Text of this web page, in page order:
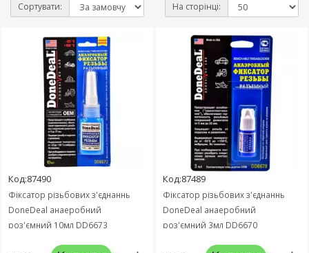
Сортувати: На сторінці:
Код:87490
Фіксатор різьбових з'єднаннь
DoneDeal анаеробний
роз'ємний 10мл DD6673
Код:87489
Фіксатор різьбових з'єднаннь
DoneDeal анаеробний
роз'ємний 3мл DD6670